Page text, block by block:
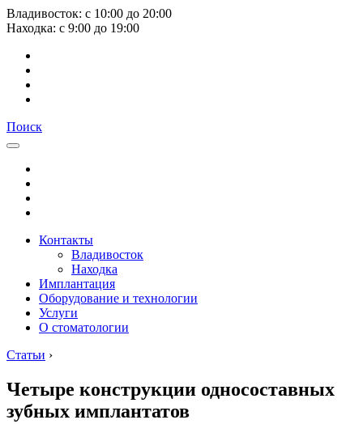
Владивосток: с 10:00 до 20:00
Находка: с 9:00 до 19:00
Поиск
Контакты
Владивосток
Находка
Имплантация
Оборудование и технологии
Услуги
О стоматологии
Статьи ›
Четыре конструкции односоставных
зубных имплантатов